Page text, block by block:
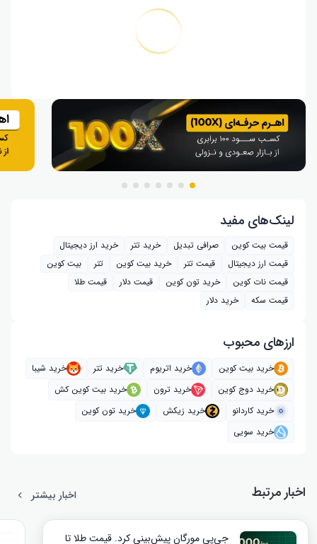
لینک‌های مفید
قیمت بیت کوین صرافی تبدیل خرید تتر
خرید ارز دیجیتال
قیمت ارز دیجیتال
قیمت تتر خرید بیت‌ کوین تتر
بیت کوین
قیمت نات کوین
خرید تون کوین قیمت دلار
قیمت طلا
قیمت سکه
خرید دلار
ارز‌های محبوب
خرید بیت کوین خرید اتریوم خرید تتر
خرید شیبا
خرید دوج کوین
خرید ترون
خرید بیت کوین کش
خرید کاردانو
خرید زیکش
خرید تون کوین
خرید سویی
اخبار مرتبط اخبار بیشتر
جی‌پی مورگان پیش‌بینی کرد. قیمت طلا تا